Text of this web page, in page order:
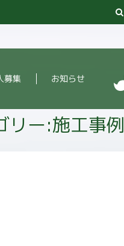
募集 お知らせ
リー:施工事例